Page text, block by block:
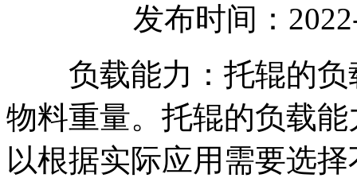
发布时间：
负载能力：托辊的负
物料重量。托辊的负载
以根据实际应用需要选